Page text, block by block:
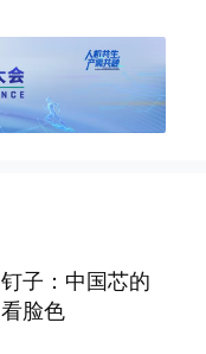
子：中国芯的
脸色